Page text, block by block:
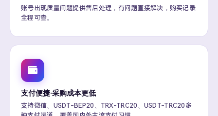
账号出现质量问题提供售后处理，有问题直接解决，购买记录
全程可查。
支付便捷·采购成本更低
支持微信、USDT-BEP20、TRX-TRC20、USDT-TRC20多